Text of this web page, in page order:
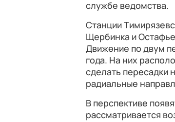
службе ведомства.
Станции
Щербинка и
Движение по двум
года. На них
сделать пересадки
радиальные
В перспективе
рассматривается